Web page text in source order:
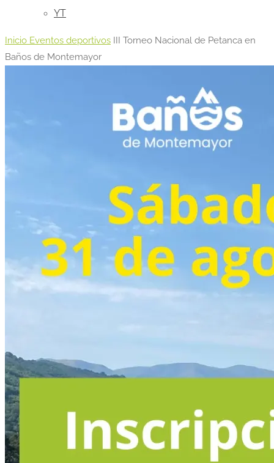
YT
Inicio Eventos deportivos III Torneo Nacional de Petanca en
Baños de Montemayor